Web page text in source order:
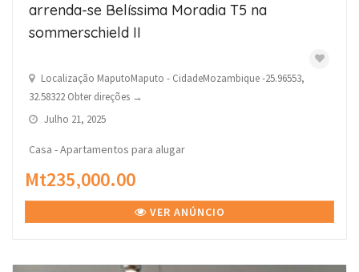
arrenda-se Belíssima Moradia T5 na
sommerschield II
Localização MaputoMaputo - CidadeMozambique -25.96553,
32.58322 Obter direções →
Julho 21, 2025
Casa - Apartamentos para alugar
Mt235,000.00
VER ANÚNCIO